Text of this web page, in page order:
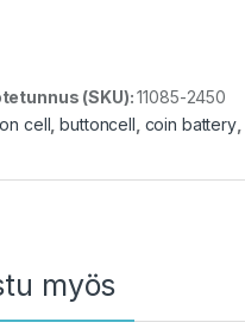
(SKU):11085-2450
cell ,buttoncell coin battery,
myös